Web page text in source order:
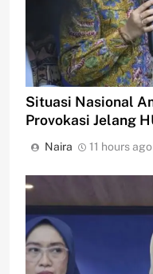
Situasi Nasional
Provokasi Jelang
Naira 11 hours ago